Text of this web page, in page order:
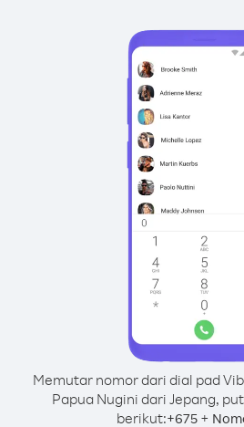
Memutar nomor dari dial pad
Papua Nugini dari Jepang,
berikut:+675+